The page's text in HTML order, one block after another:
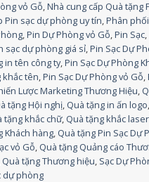
vỏ Gỗ,Nhà cung cấp Quà tặng
Pin sạc dự phòng uy tín,Phân
,Pin Dự Phòng vỏ Gỗ,Pin Sạc,
sạc dự phòng giá sỉ,Pin Sạc Dự
in tên công ty,Pin Sạc Dự Phòng
khắc tên,Pin Sạc Dự Phòng vỏ Gỗ,
Lược Marketing Thương Hiệu,
tặng Hội nghị, Quà tặng in ấn logo
tặng khắc chữ, Quà tặng khắc laser
Khách hàng, Quà tặng Pin Sạc Dự
vỏ Gỗ, Quà tặng Quảng cáo
Quà tặng Thương hiệu, Sạc Dự
dự phòng